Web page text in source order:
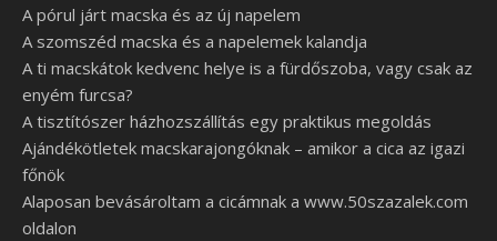
A pórul járt macska és az új napelem
A szomszéd macska és a napelemek kalandja
A ti macskátok kedvenc helye is a fürdőszoba, vagy csak az
enyém furcsa?
A tisztítószer házhozszállítás egy praktikus megoldás
Ajándékötletek macskarajongóknak – amikor a cica az igazi
főnök
Alaposan bevásároltam a cicámnak a www.50szazalek.com
oldalon